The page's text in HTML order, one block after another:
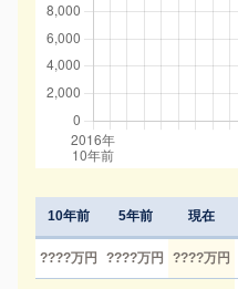
10年前 5年前 現在
????万円 ????万円 ????万円